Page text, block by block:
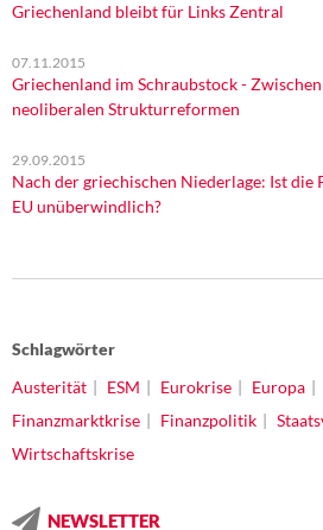
Griechenland bleibt für Links Zentral
07.11.2015
Griechenland im Schraubstock -
neoliberalen Strukturreformen
29.09.2015
Nach der griechischen Niederlage: Ist
EU unüberwindlich?
Schlagwörter
Austerität
ESM Eurokrise Europa
Finanzmarktkrise
Finanzpolitik
Wirtschaftskrise
NEWSLETTER